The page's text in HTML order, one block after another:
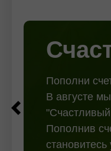
Новый
будет носить
просуществует
Пополни
В августе
Пополнив